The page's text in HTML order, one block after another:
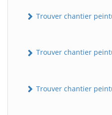
Trouver chantier
Trouver chantier
Trouver chantier